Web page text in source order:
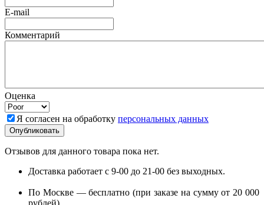
E-mail
Комментарий
Оценка
Я согласен на обработку персональных данных
Отзывов для данного товара пока нет.
Доставка работает с 9-00 до 21-00 без выходных.
По Москве — бесплатно (при заказе на сумму от 20 000
рублей).